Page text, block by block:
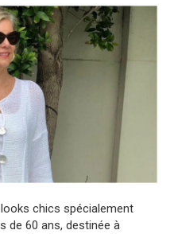
chics spécialement
de 60 ans, destinée à